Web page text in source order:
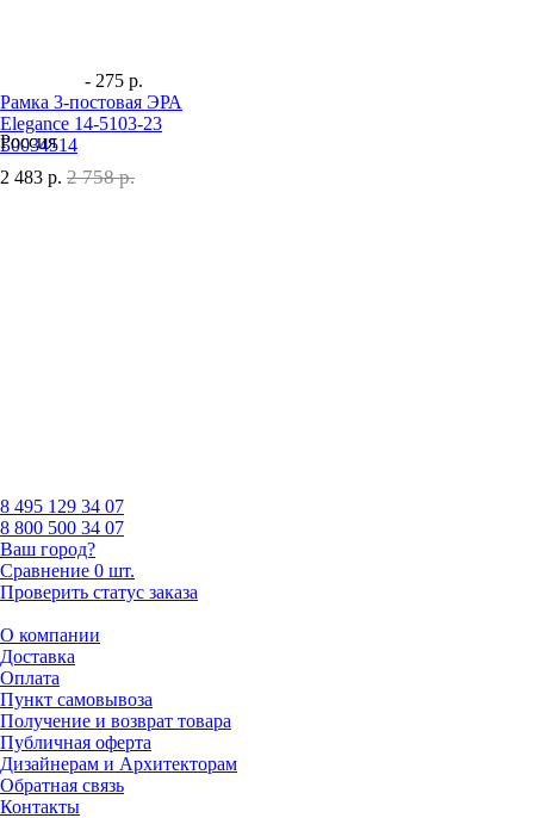
- 275 р.
Рамка 3-постовая ЭРА
Elegance 14-5103-23
Б0034514
Россия
2 483 р. 2 758 р.
8 495 129 34 07
8 800 500 34 07
Ваш город?
Сравнение 0 шт.
Проверить статус заказа
О компании
Доставка
Оплата
Пункт самовывоза
Получение и возврат товара
Публичная оферта
Дизайнерам и Архитекторам
Обратная связь
Контакты